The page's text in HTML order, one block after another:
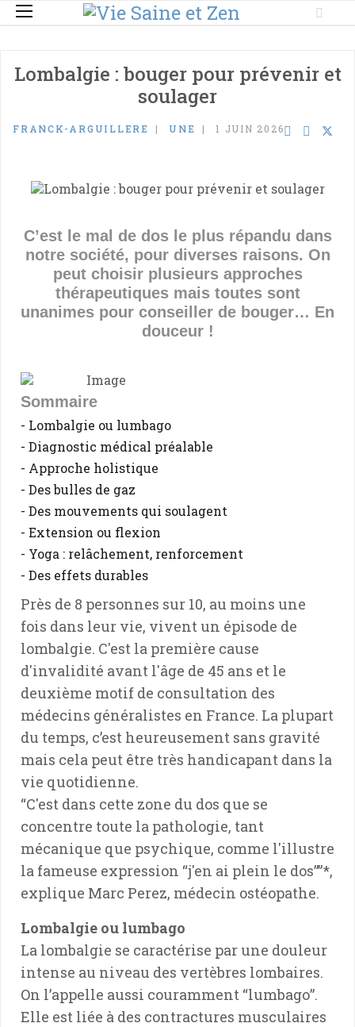
Lombalgie : bouger pour prévenir et
soulager
FRANCK-ARGUILLERE UNE 1 JUIN 2026
C’est le mal de dos le plus répandu dans
notre société, pour diverses raisons. On
peut choisir plusieurs approches
thérapeutiques mais toutes sont
unanimes pour conseiller de bouger… En
douceur !
Sommaire
- Lombalgie ou lumbago
- Diagnostic médical préalable
- Approche holistique
- Des bulles de gaz
- Des mouvements qui soulagent
- Extension ou flexion
- Yoga : relâchement, renforcement
- Des effets durables
Près de 8 personnes sur 10, au moins une
fois dans leur vie, vivent un épisode de
lombalgie. C'est la première cause
d'invalidité avant l'âge de 45 ans et le
deuxième motif de consultation des
médecins généralistes en France. La plupart
du temps, c’est heureusement sans gravité
mais cela peut être très handicapant dans la
vie quotidienne.
“C'est dans cette zone du dos que se
concentre toute la pathologie, tant
mécanique que psychique, comme l'illustre
la fameuse expression “j'en ai plein le dos””*,
explique Marc Perez, médecin ostéopathe.
Lombalgie ou lumbago
La lombalgie se caractérise par une douleur
intense au niveau des vertèbres lombaires.
On l’appelle aussi couramment “lumbago”.
Elle est liée à des contractures musculaires